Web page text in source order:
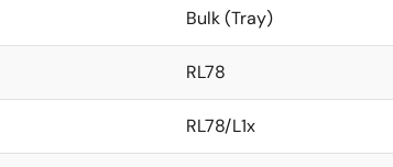
Bulk (Tray)
RL78
RL78/L1x